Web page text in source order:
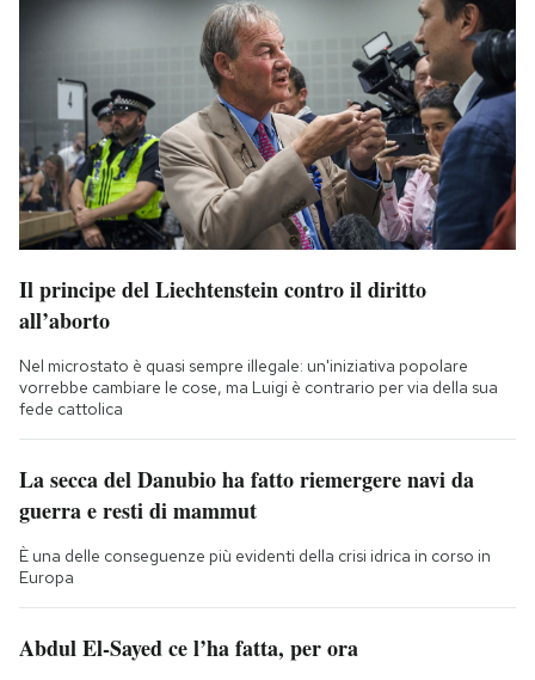
Il principe del Liechtenstein contro il diritto
all’aborto
Nel microstato è quasi sempre illegale: un'iniziativa popolare
vorrebbe cambiare le cose, ma Luigi è contrario per via della sua
fede cattolica
La secca del Danubio ha fatto riemergere navi da
guerra e resti di mammut
È una delle conseguenze più evidenti della crisi idrica in corso in
Europa
Abdul El-Sayed ce l’ha fatta, per ora